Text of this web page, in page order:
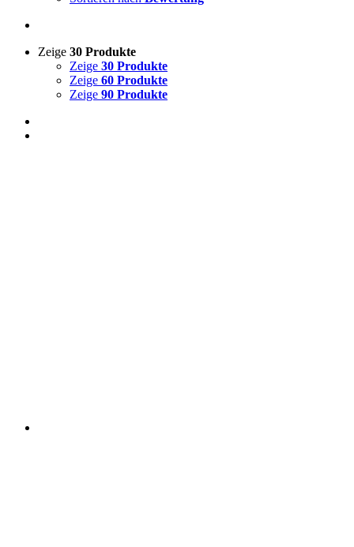
Zeige 30 Produkte
Zeige 30 Produkte
Zeige 60 Produkte
Zeige 90 Produkte